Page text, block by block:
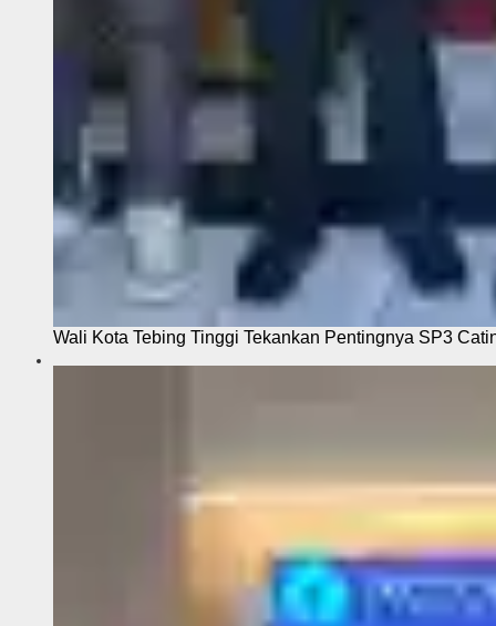
Wali Kota Tebing Tinggi Tekankan Pentingnya SP3